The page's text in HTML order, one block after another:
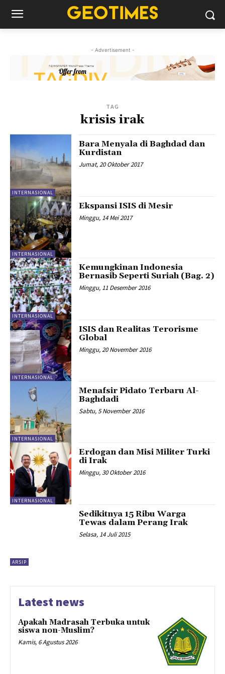
- Advertisement -
TAG
krisis irak
INTERNASIONAL
Bara Menyala di Baghdad dan
Kurdistan
Jumat, 20 Oktober 2017
INTERNASIONAL
Ekspansi ISIS di Mesir
Minggu, 14 Mei 2017
INTERNASIONAL
Kemungkinan Indonesia
Bernasib Seperti Suriah (Bag. 2)
Minggu, 11 Desember 2016
INTERNASIONAL
ISIS dan Realitas Terorisme
Global
Minggu, 20 November 2016
INTERNASIONAL
Menafsir Pidato Terbaru Al-
Baghdadi
Sabtu, 5 November 2016
INTERNASIONAL
Erdogan dan Misi Militer Turki
di Irak
Minggu, 30 Oktober 2016
ARSIP
Sedikitnya 15 Ribu Warga
Tewas dalam Perang Irak
Selasa, 14 Juli 2015
Latest news
Apakah Madrasah Terbuka untuk
siswa non-Muslim?
Kamis, 6 Agustus 2026